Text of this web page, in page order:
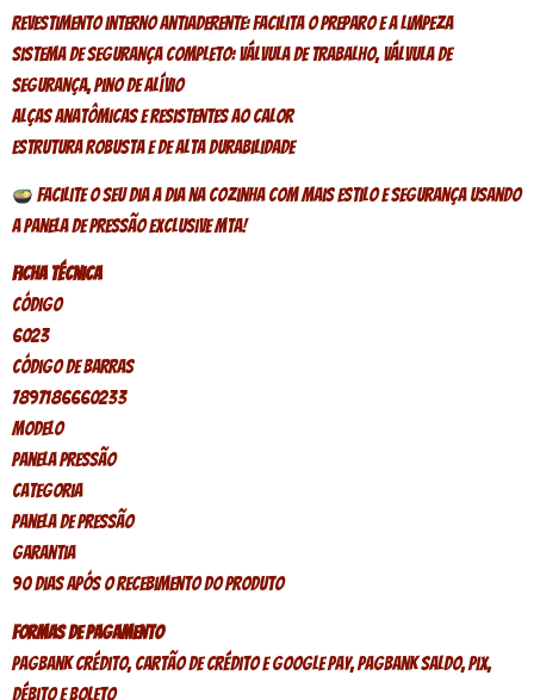
Revestimento interno antiaderente: facilita o preparo e a limpeza
Sistema de segurança completo: válvula de trabalho, válvula de
segurança, pino de alívio
Alças anatômicas e resistentes ao calor
Estrutura robusta e de alta durabilidade
Facilite o seu dia a dia na cozinha com mais estilo e segurança usando
a Panela de Pressão Exclusive MTA!
Ficha técnica
Código
6023
Código de barras
7897186660233
Modelo
Panela Pressão
Categoria
Panela de Pressão
Garantia
90 dias após o recebimento do produto
Formas de pagamento
PagBank crédito, Cartão de crédito e Google Pay, PagBank saldo, Pix,
Débito e Boleto